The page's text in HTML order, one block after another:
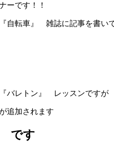
ーです！！
自転車』 雑誌に記事を書い
バレトン』 レッスンですが
追加されます
～ です